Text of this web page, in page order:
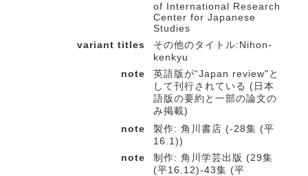
of International Research
Center for Japanese
Studies
variant titles
その他のタイトル:Nihon-
kenkyu
note
英語版が“Japan review"と
して刊行されている (日本
語版の要約と一部の論文の
み掲載)
note
製作: 角川書店 (-28集 (平
16.1))
note
制作: 角川学芸出版 (29集
(平16.12)-43集 (平